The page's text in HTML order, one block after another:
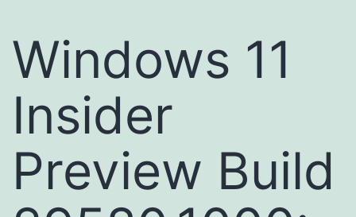
Windows 11
Insider
Preview Build